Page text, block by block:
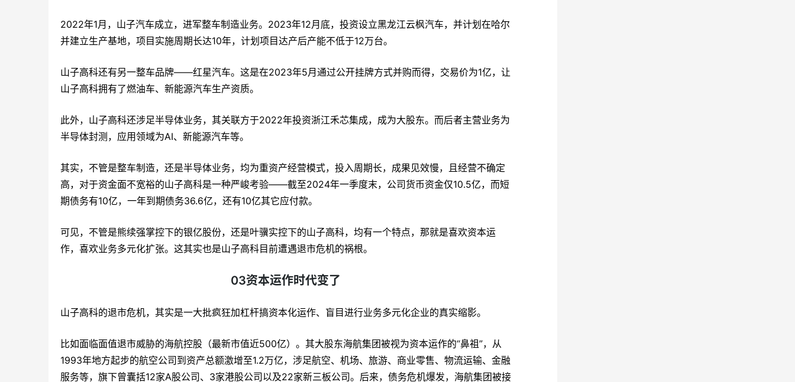
2022年1月，山子汽车成立，进军整车制造业务。2023年12月底，投资设立黑龙江云枫汽车，并计划在哈尔
并建立生产基地，项目实施周期长达10年，计划项目达产后产能不低于12万台。
山子高科还有另一整车品牌——红星汽车。这是在2023年5月通过公开挂牌方式并购而得，交易价为1亿，让
山子高科拥有了燃油车、新能源汽车生产资质。
此外，山子高科还涉足半导体业务，其关联方于2022年投资浙江禾芯集成，成为大股东。而后者主营业务为
半导体封测，应用领域为AI、新能源汽车等。
其实，不管是整车制造，还是半导体业务，均为重资产经营模式，投入周期长，成果见效慢，且经营不确定
高，对于资金面不宽裕的山子高科是一种严峻考验——截至2024年一季度末，公司货币资金仅10.5亿，而短
期债务有10亿，一年到期债务36.6亿，还有10亿其它应付款。
可见，不管是熊续强掌控下的银亿股份，还是叶骥实控下的山子高科，均有一个特点，那就是喜欢资本运
作，喜欢业务多元化扩张。这其实也是山子高科目前遭遇退市危机的祸根。
03资本运作时代变了
山子高科的退市危机，其实是一大批疯狂加杠杆搞资本化运作、盲目进行业务多元化企业的真实缩影。
比如面临面值退市威胁的海航控股（最新市值近500亿）。其大股东海航集团被视为资本运作的“鼻祖”，从
1993年地方起步的航空公司到资产总额激增至1.2万亿，涉足航空、机场、旅游、商业零售、物流运输、金融
服务等，旗下曾囊括12家A股公司、3家港股公司以及22家新三板公司。后来，债务危机爆发，海航集团被接